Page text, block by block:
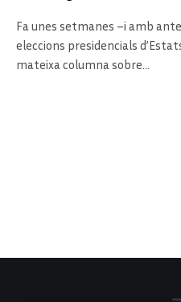
Fa unes setmanes –i amb
eleccions presidencials
mateixa columna sobre…